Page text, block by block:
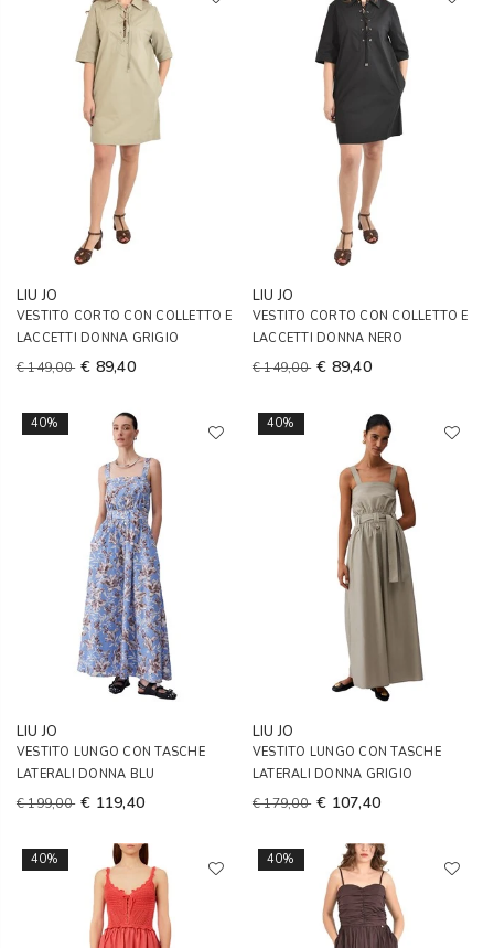
LIU JO
VESTITO CORTO CON COLLETTO E
LACCETTI DONNA GRIGIO
€ 149,00 € 89,40
LIU JO
VESTITO CORTO CON COLLETTO E
LACCETTI DONNA NERO
€ 149,00 € 89,40
40%
LIU JO
VESTITO LUNGO CON TASCHE
LATERALI DONNA BLU
€ 199,00 € 119,40
40%
LIU JO
VESTITO LUNGO CON TASCHE
LATERALI DONNA GRIGIO
€ 179,00 € 107,40
40% 40%